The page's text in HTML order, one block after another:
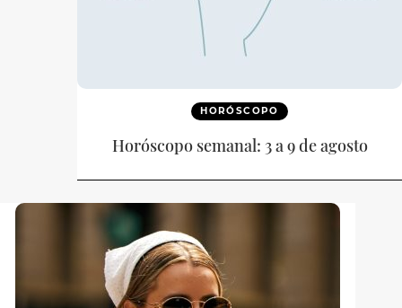
HORÓSCOPO
Horóscopo semanal: 3 a 9 de agosto